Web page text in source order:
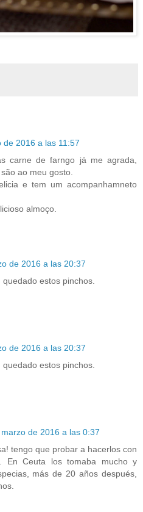
de 2016 a las 11:57
carne de farngo já me agrada,
ao meu gosto.
e tem um acompanhamneto
almoço.
de 2016 a las 20:37
estos pinchos.
de 2016 a las 20:37
estos pinchos.
de 2016 a las 0:37
tengo que probar a hacerlos con
En Ceuta los tomaba mucho y
más de 20 años después,